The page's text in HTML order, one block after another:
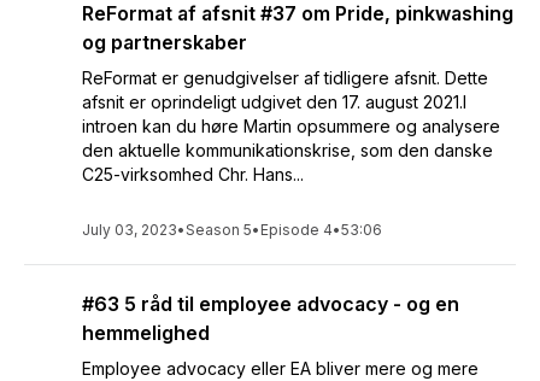
ReFormat af afsnit #37 om Pride, pinkwashing
og partnerskaber
ReFormat er genudgivelser af tidligere afsnit. Dette
afsnit er oprindeligt udgivet den 17. august 2021.I
introen kan du høre Martin opsummere og analysere
den aktuelle kommunikationskrise, som den danske
C25-virksomhed Chr. Hans...
July 03, 2023•Season 5• Episode 4•53:06
#63 5 råd til employee advocacy - og en
hemmelighed
Employee advocacy eller EA bliver mere og mere